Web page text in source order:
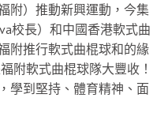
附）推動新興運動，今集
校長）和中國香港軟式曲
附推行軟式曲棍球和的緣
附軟式曲棍球隊大豐收！
學到堅持、體育精神、面